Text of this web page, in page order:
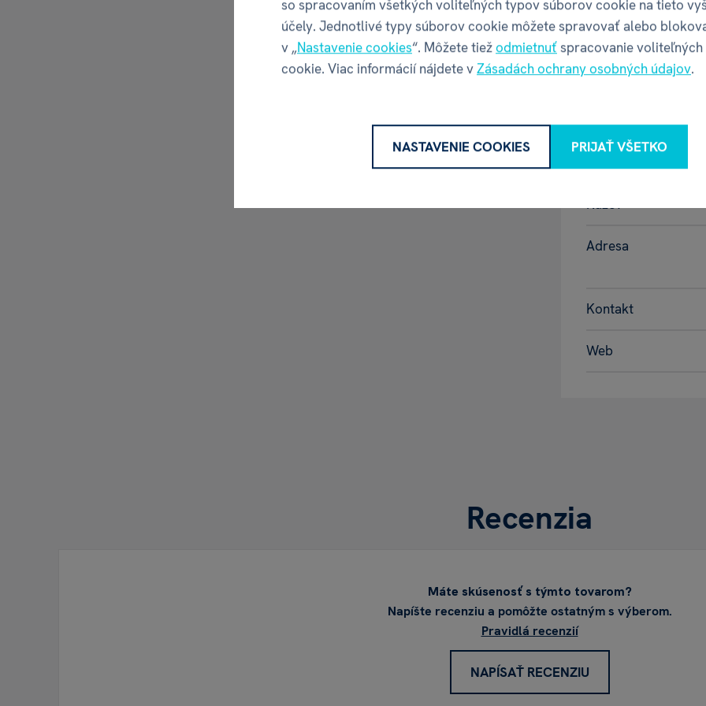
Výška balenia
Váha balenia
GPSR -
Název
Adresa
Kontakt
Web
Recenzia
Máte skúsenosť s týmto tovarom?
Napíšte recenziu a pomôžte ostatným s výberom.
Pravidlá recenzií
NAPÍSAŤ RECENZIU
so spracovaním všetkých voliteľných typov súborov cookie na tieto
účely. Jednotlivé typy súborov cookie môžete spravovať alebo
v „Nastavenie cookies“. Môžete tiežodmietnuťspracovanie
cookie. Viac informácií nájdete vZásadách ochrany osobných údajov.
NASTAVENIE COOKIES PRIJAŤ VŠETKO